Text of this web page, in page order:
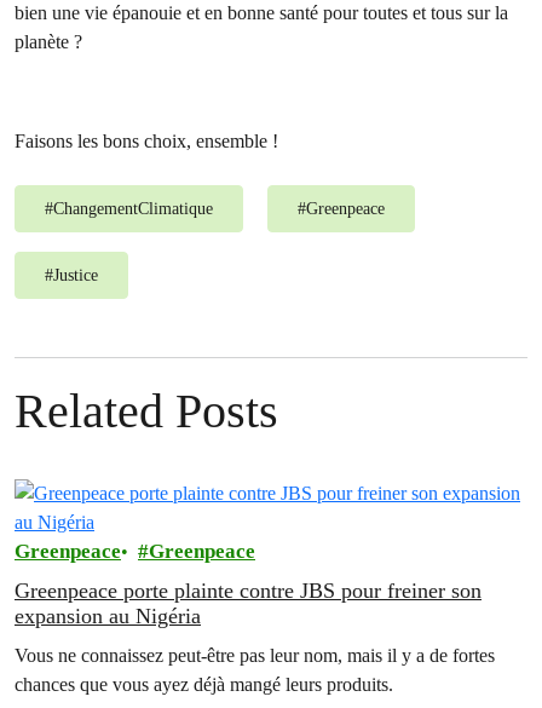
bien une vie épanouie et en bonne santé pour toutes et tous sur la
planète ?
Faisons les bons choix, ensemble !
#ChangementClimatique #Greenpeace
#Justice
Related Posts
Greenpeace Greenpeace
Greenpeace porte plainte contre JBS pour freiner son
expansion au Nigéria
Vous ne connaissez peut-être pas leur nom, mais il y a de fortes
chances que vous ayez déjà mangé leurs produits.